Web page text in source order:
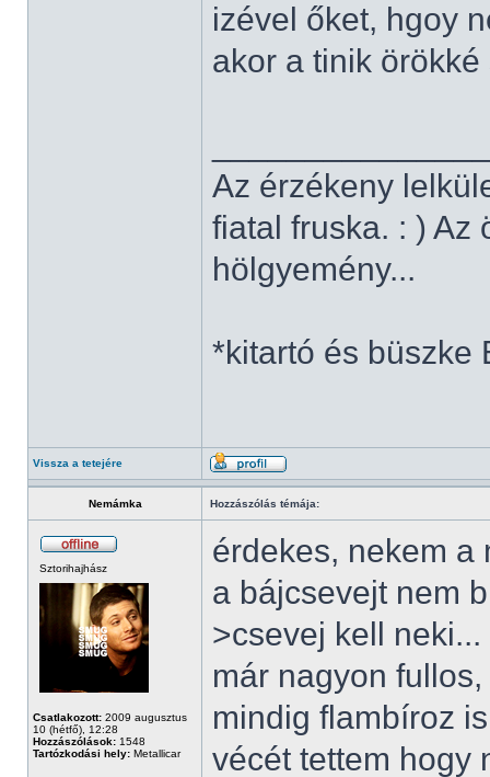
izével őket, hgoy
akor a tinik
Az érzékeny
fiatal fruska. : ) Az
hölgyemény...
*kitartó és büszke
Vissza a tetejére
Nemámka Hozzászólás témája:
Sztorihajhász
Csatlakozott: 2009 augusztus
10 (hétfő), 12:28
Hozzászólások: 1548
Tartózkodási hely: Metallicar
érdekes, nekem
a bájcsevejt nem
>csevej kell
már nagyon
mindig flambíroz
vécét tettem hogy